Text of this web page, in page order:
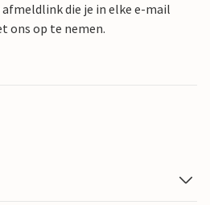
die je in elke e-mail
ons op te nemen.